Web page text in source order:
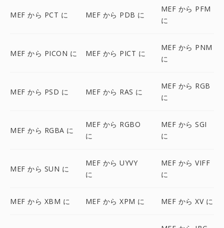
MEF から PCT に MEF から PDB に
MEF から PFM
に
MEF から PICON に MEF から PICT に
MEF から PNM
に
MEF から PSD に MEF から RAS に
MEF から RGB
に
MEF から RGBA に
MEF から RGBO
に
MEF から SGI
に
MEF から SUN に
MEF から UYVY
に
MEF から VIFF
に
MEF から XBM に MEF から XPM に MEF から XV に